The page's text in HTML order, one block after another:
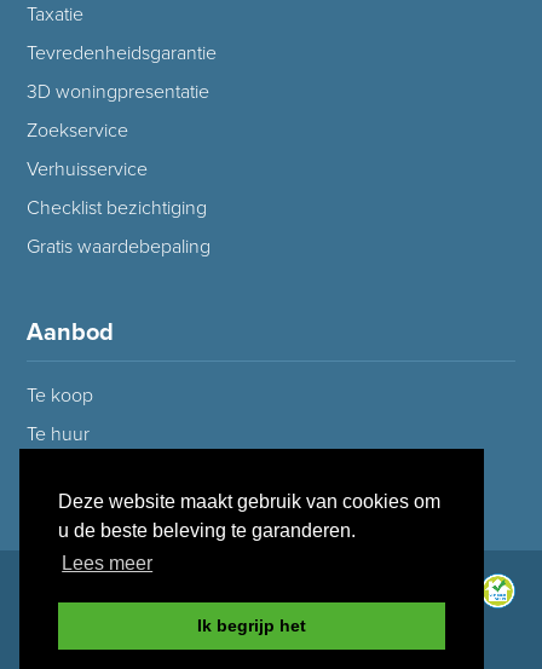
Deze website maakt gebruik van cookies om
u de beste beleving te garanderen.
Lees meer
Ik begrijp het
Taxatie
Tevredenheidsgarantie
3D woningpresentatie
Zoekservice
Verhuisservice
Checklist bezichtiging
Gratis waardebepaling
Aanbod
Te koop
Te huur